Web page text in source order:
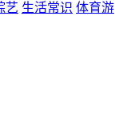
艺 生活常识 体育游